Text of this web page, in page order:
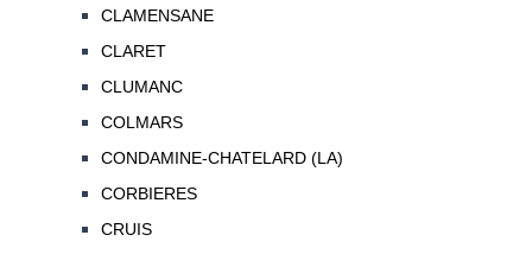
CLAMENSANE
CLARET
CLUMANC
COLMARS
CONDAMINE-CHATELARD (LA)
CORBIERES
CRUIS